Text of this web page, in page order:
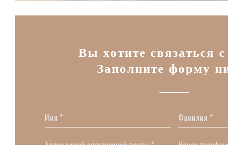
Вы хотите связаться
Заполните форму